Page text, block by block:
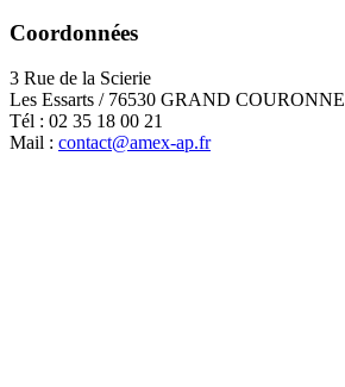
Coordonnées
3 Rue de la Scierie
Les Essarts / 76530 GRAND COURONNE
Tél : 02 35 18 00 21
Mail : contact@amex-ap.fr